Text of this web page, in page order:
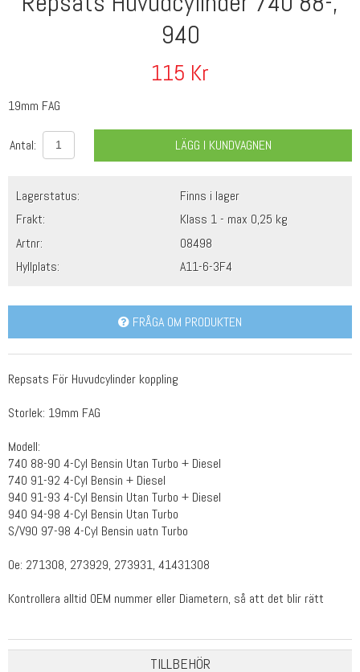
940
115 Kr
19mm FAG
Antal: LÄGG I KUNDVAGNEN
Lagerstatus:
Finns i lager
Frakt:
Klass 1 - max 0,25 kg
Artnr:
08498
Hyllplats:
A11-6-3F4
FRÅGA OM PRODUKTEN
Repsats För Huvudcylinder koppling
Storlek: 19mm FAG
Modell:
740 88-90 4-Cyl Bensin Utan Turbo + Diesel
740 91-92 4-Cyl Bensin + Diesel
940 91-93 4-Cyl Bensin Utan Turbo + Diesel
940 94-98 4-Cyl Bensin Utan Turbo
S/V90 97-98 4-Cyl Bensin uatn Turbo
Oe: 271308, 273929, 273931, 41431308
Kontrollera alltid OEM nummer eller Diametern, så att det blir rätt
TILLBEHÖR